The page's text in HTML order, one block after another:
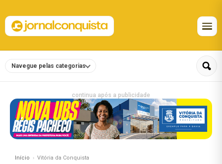
Navegue pelas categorias
continua após a publicidade
Início Vitória da Conquista